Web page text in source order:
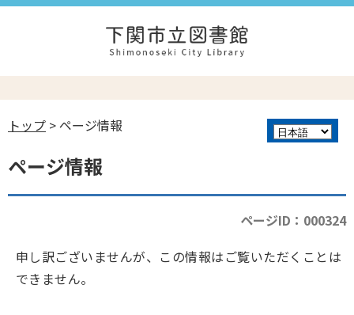
トップ > ページ情報
ページ情報
ページID：000324
申し訳ございませんが、この情報はご覧いただくことは
できません。